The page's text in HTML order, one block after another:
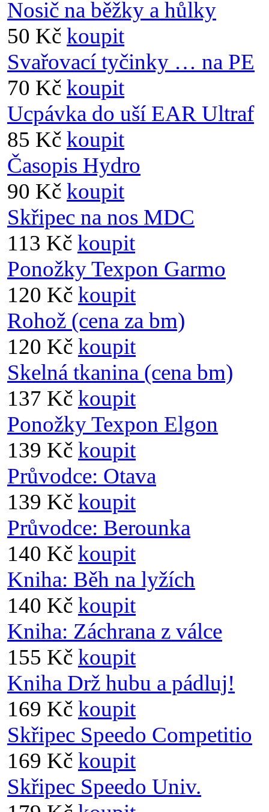
Nosič na běžky a hůlky
50 Kč koupit
Svařovací tyčinky … na PE
70 Kč koupit
Ucpávka do uší EAR Ultraf
85 Kč koupit
Časopis Hydro
90 Kč koupit
Skřipec na nos MDC
113 Kč koupit
Ponožky Texpon Garmo
120 Kč koupit
Rohož (cena za bm)
120 Kč koupit
Skelná tkanina (cena bm)
137 Kč koupit
Ponožky Texpon Elgon
139 Kč koupit
Průvodce: Otava
139 Kč koupit
Průvodce: Berounka
140 Kč koupit
Kniha: Běh na lyžích
140 Kč koupit
Kniha: Záchrana z válce
155 Kč koupit
Kniha Drž hubu a pádluj!
169 Kč koupit
Skřipec Speedo Competitio
169 Kč koupit
Skřipec Speedo Univ.